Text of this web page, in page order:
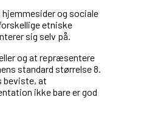
og sociale
etniske
sig selv på.
og at repræsentere
standard størrelse 8.
beviste, at
ikke bare er god